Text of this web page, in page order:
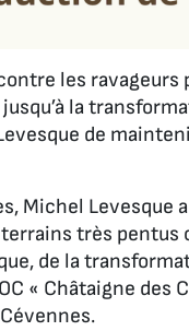
les
la
de
Michel Levesque
très
de la
« Châtaigne des